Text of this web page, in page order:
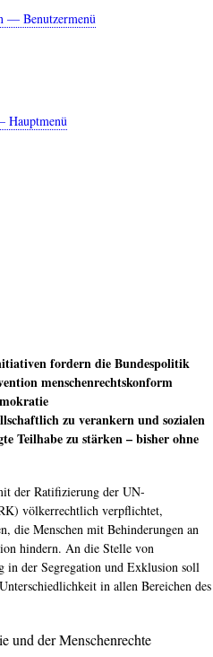
— Benutzermenü
Hauptmenü
fordern die Bundespolitik
menschenrechtskonform
zu verankern und sozialen
Teilhabe zu stärken – bisher ohne
der Ratifizierung der UN-
völkerrechtlich verpflichtet,
die Menschen mit Behinderungen an
hindern. An die Stelle von
in der Segregation und Exklusion soll
in allen Bereichen des
und der Menschenrechte